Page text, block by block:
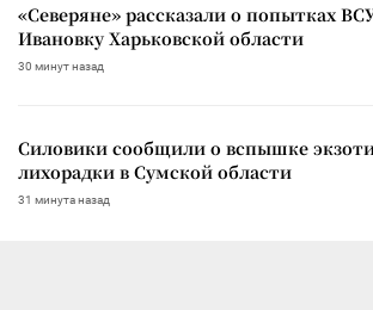
«Северяне» рассказали о попытках
Ивановку Харьковской области
30 минут назад
Силовики сообщили о вспышке
лихорадки в Сумской области
31 минута назад